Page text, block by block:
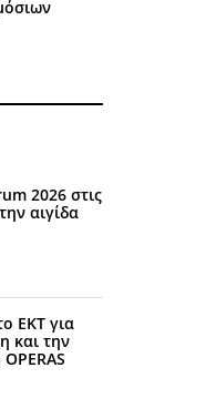
2026 στις
αιγίδα
ΕΚΤ για
και την